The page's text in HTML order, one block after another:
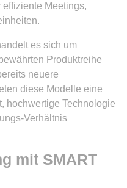
Meetings,
es sich um
Produktreihe
neuere
diese Modelle eine
hochwertige Technologie
Verhältnis
mit SMART